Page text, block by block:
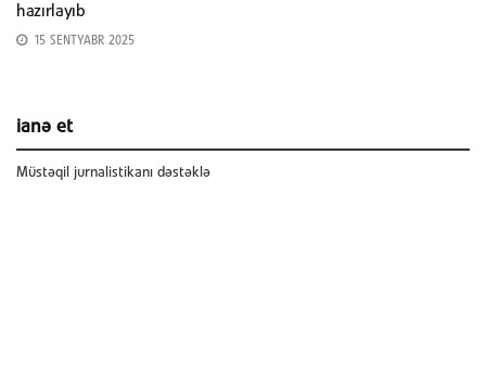
hazırlayıb
15 SENTYABR 2025
ianə et
Müstəqil jurnalistikanı dəstəklə